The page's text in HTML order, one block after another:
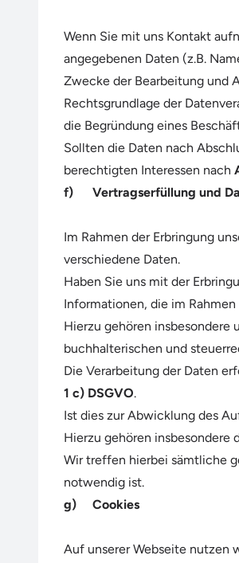
Wenn Sie mit uns Kontakt
angegebenen Daten (z.B.
Zwecke der Bearbeitung und
Rechtsgrundlage der
die Begründung eines
Sollten die Daten nach
berechtigten Interessen nach
f) Vertragserfüllung und
Im Rahmen der Erbringung
verschiedene Daten.
Haben Sie uns mit der
Informationen, die im
Hierzu gehören insbesondere
buchhalterischen und
Die Verarbeitung der Daten
1 c) DSGVO.
Ist dies zur Abwicklung des
Hierzu gehören insbesondere
Wir treffen hierbei sämtliche
notwendig ist.
g) Cookies
Auf unserer Webseite nutzen